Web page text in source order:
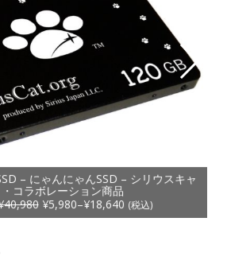
– にゃんにゃんSSD – シリウスキャ
・コラボレーション商品
40,980 ¥5,980–¥18,640 (税込)
シリウスポータブルSSD
46,590
9,944
26,640
(税込)
¥
1,280
¥
680
(税込)